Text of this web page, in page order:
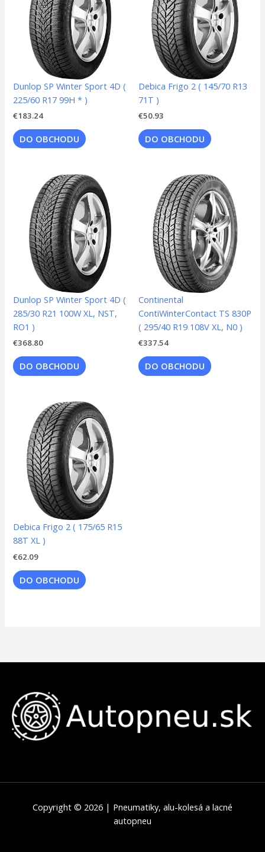
Dunlop SP Winter Sport 4D (
225/60 R17 99H * )
€183.24
DO OBCHODU
Debica Frigo 2 ( 145/70 R13
71T )
€50.93
DO OBCHODU
Dunlop SP Winter Sport 4D (
285/30 R21 100W XL, NST,
RO1 )
€368.80
DO OBCHODU
Continental
ContiWinterContact TS 830P
( 295/40 R19 108V XL, N0 )
€337.54
DO OBCHODU
Debica Frigo 2 ( 175/65 R15
88T XL )
€62.09
DO OBCHODU
Copyright © 2026 | Pneumatiky, alu-kolesá a lacné
autopneu